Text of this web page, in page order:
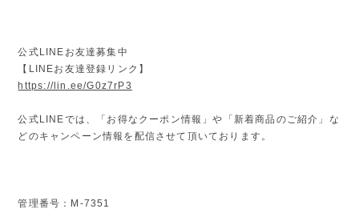
公式LINEお友達募集中
【LINEお友達登録リンク】
https://lin.ee/G0z7rP3
公式LINEでは、「お得なクーポン情報」や「新着商品のご紹介」な
どのキャンペーン情報を配信させて頂いております。
管理番号：M-7351